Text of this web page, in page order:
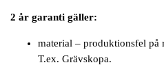
2 år garanti gäller:
material – produktionsfel på
T.ex. Grävskopa.